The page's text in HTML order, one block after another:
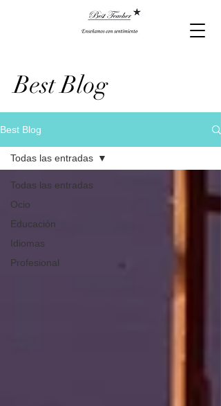
Best Blog
Best Blog
Todas las entradas
Ocio
Educación
Idiomas
Profesional
Todas las entradas